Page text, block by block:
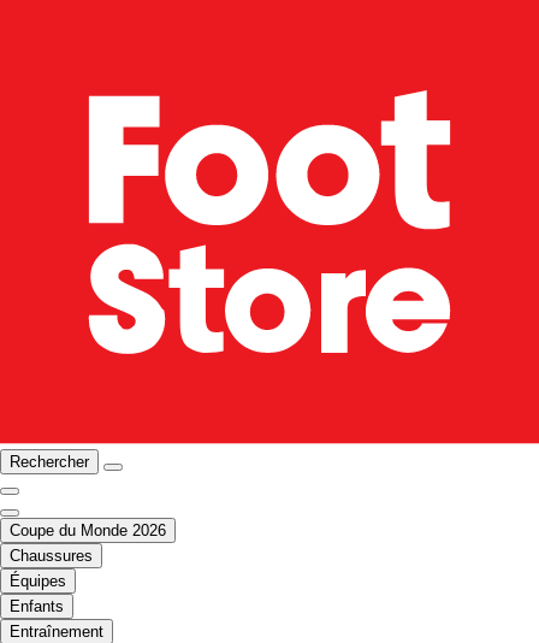
Rechercher
Coupe du Monde 2026
Chaussures
Équipes
Enfants
Entraînement